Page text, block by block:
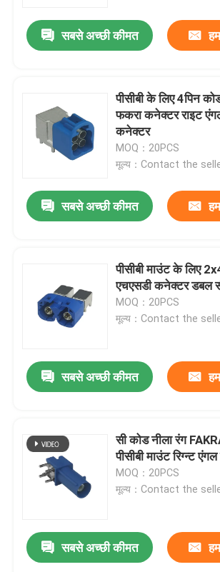
सबसे अच्छी कीमत
पीसीबी के लिए 4पिन
फकरा कनेक्टर राइट
कनेक्टर
MOQ：20PCS
मूल्य：Contact the
सबसे अच्छी कीमत
पीसीबी माउंट के लिए
एचएसडी कनेक्टर डबल
MOQ：20PCS
मूल्य：Contact the
सबसे अच्छी कीमत
सी कोड नीला रंग
पीसीबी माउंट रिग्न्ट
MOQ：20PCS
मूल्य：Contact the
सबसे अच्छी कीमत